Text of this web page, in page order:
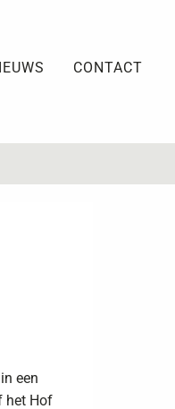
CONTACT
een
het Hof